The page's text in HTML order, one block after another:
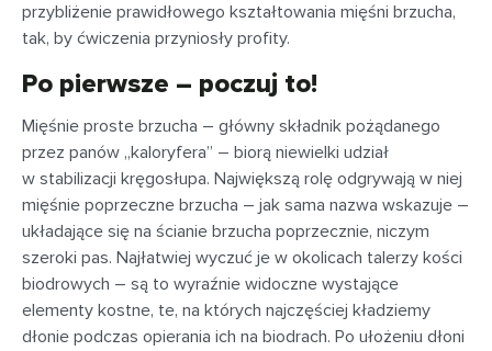
przybliżenie prawidłowego kształtowania mięśni brzucha,
tak, by ćwiczenia przyniosły profity.
Po pierwsze – poczuj to!
Mięśnie proste brzucha – główny składnik pożądanego
przez panów „kaloryfera” – biorą niewielki udział
w stabilizacji kręgosłupa. Największą rolę odgrywają w niej
mięśnie poprzeczne brzucha – jak sama nazwa wskazuje –
układające się na ścianie brzucha poprzecznie, niczym
szeroki pas. Najłatwiej wyczuć je w okolicach talerzy kości
biodrowych – są to wyraźnie widoczne wystające
elementy kostne, te, na których najczęściej kładziemy
dłonie podczas opierania ich na biodrach. Po ułożeniu dłoni